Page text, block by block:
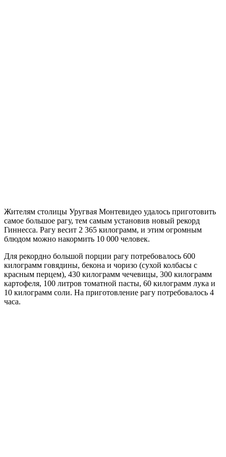
Жителям столицы Уругвая Монтевидео удалось приготовить
самое большое рагу, тем самым установив новый рекорд
Гиннесса. Рагу весит 2 365 килограмм, и этим огромным
блюдом можно накормить 10 000 человек.
Для рекордно большой порции рагу потребовалось 600
килограмм говядины, бекона и чоризо (сухой колбасы с
красным перцем), 430 килограмм чечевицы, 300 килограмм
картофеля, 100 литров томатной пасты, 60 килограмм лука и
10 килограмм соли. На приготовление рагу потребовалось 4
часа.